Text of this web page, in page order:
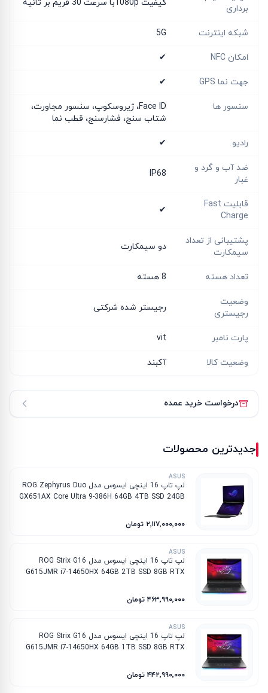
برداری
کیفیت 1080pبا سرعت 30 فریم بر ثانیه
شبکه اینترنت 5G
امکان NFC ✔
جهت نما GPS ✔
سنسور ها
Face ID، ژیروسکوپ، سنسور مجاورت،
شتاب سنج، فشارسنج، قطب نما
رادیو ✔
ضد آب و گرد و
غبار
IP68
قابلیت Fast
Charge
✔
پشتیبانی از تعداد
سیمکارت
دو سیمکارت
تعداد هسته 8 هسته
وضعیت
رجیستری
رجیستر شده شرکتی
پارت نامبر vit
وضعیت کالا آکبند
درخواست خرید عمده
جدیدترین محصولات
ASUS
لپ تاپ 16 اینچی ایسوس مدل ROG Zephyrus Duo
GX651AX Core Ultra 9-386H 64GB 4TB SSD 24GB
۲٬۱۱۷٬۰۰۰٬۰۰۰ تومان
ASUS
لپ تاپ 16 اینچی ایسوس مدل ROG Strix G16
G615JMR i7-14650HX 64GB 2TB SSD 8GB RTX
۴۶۳٬۹۹۰٬۰۰۰ تومان
ASUS
لپ تاپ 16 اینچی ایسوس مدل ROG Strix G16
G615JMR i7-14650HX 64GB 1TB SSD 8GB RTX
۴۴۲٬۹۹۰٬۰۰۰ تومان